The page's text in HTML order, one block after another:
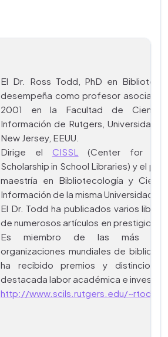
El Dr. Ross Todd, PhD en
desempeña como profesor asociado
2001 en la Facultad de
Información de Rutgers, Universidad
New Jersey, EEUU.
Dirige el CISSL
(Center for
Scholarship in School Libraries) y el
maestría en Bibliotecología y
Información de la misma Universidad.
El Dr. Todd ha publicados varios
de numerosos artículos en
Es miembro de las más
organizaciones mundiales de
ha recibido premios y
destacada labor académica e
http://www.scils.rutgers.edu/~rtodd/